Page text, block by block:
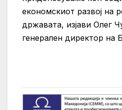
економскиот развој на
државата, изјави Олег
генерален директор на